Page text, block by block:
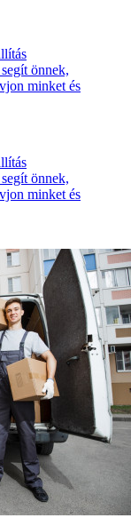
önnek,
minket és
önnek,
minket és